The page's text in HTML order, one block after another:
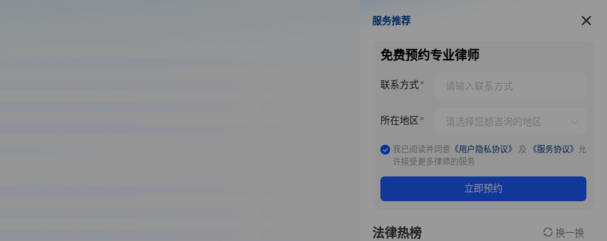
服务推荐
服务推荐
免费预约专业律师
联系方式
所在地区
我已阅读并同意 《用户隐私协议》 及 《服务协议》 允
许接受更多律师的服务
立即预约
法律热榜 换一换